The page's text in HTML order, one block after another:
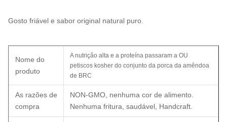
Gosto friável e sabor original natural puro.
Nome do
produto
A nutrição alta e a proteína passaram a OU
petiscos kosher do conjunto da porca da amêndoa
de BRC
As razões de
compra
NON-GMO, nenhuma cor de alimento.
Nenhuma fritura, saudável, Handcraft.